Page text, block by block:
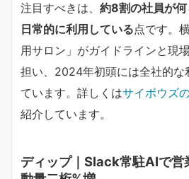
注目すべきは、 約8割の社員が
日常的に利用している点です。
用サロン」がガイドラインと現
担い、2024年初頭には全社的な
ています。詳しくはサイボウズ
紹介しています。
ディップ｜Slack常駐AIで営